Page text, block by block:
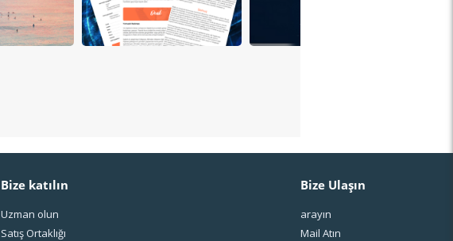
Bize katılın
Uzman olun
Satış Ortaklığı
Bize Ulaşın
arayın
Mail Atın